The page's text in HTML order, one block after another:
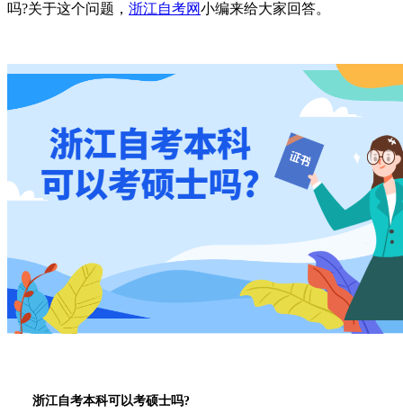
吗?关于这个问题， 浙江自考网小编来给大家回答。
浙江自考本科可以考硕士吗?